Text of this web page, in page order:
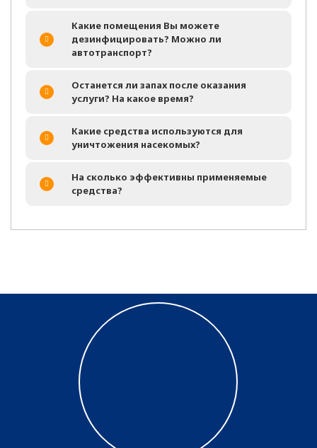
Какие помещения Вы можете
дезинфицировать? Можно ли
автотранспорт?
Останется ли запах после оказания
услуги? На какое время?
Какие средства используются для
уничтожения насекомых?
На сколько эффективны применяемые
средства?